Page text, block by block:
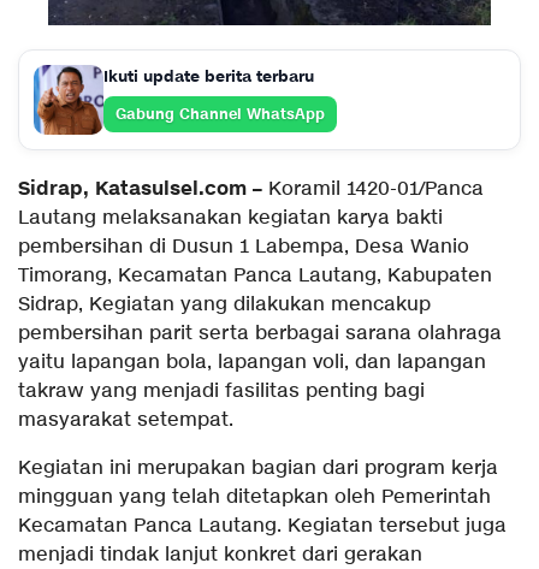
Ikuti update berita terbaru
Gabung Channel WhatsApp
Sidrap, Katasulsel.com – Koramil 1420-01/Panca
Lautang melaksanakan kegiatan karya bakti
pembersihan di Dusun 1 Labempa, Desa Wanio
Timorang, Kecamatan Panca Lautang, Kabupaten
Sidrap, Kegiatan yang dilakukan mencakup
pembersihan parit serta berbagai sarana olahraga
yaitu lapangan bola, lapangan voli, dan lapangan
takraw yang menjadi fasilitas penting bagi
masyarakat setempat.
Kegiatan ini merupakan bagian dari program kerja
mingguan yang telah ditetapkan oleh Pemerintah
Kecamatan Panca Lautang. Kegiatan tersebut juga
menjadi tindak lanjut konkret dari gerakan